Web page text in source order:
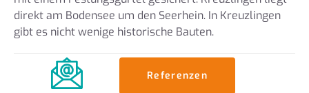
direkt am Bodensee um den Seerhein. In Kreuzlingen
gibt es nicht wenige historische Bauten.
Referenzen